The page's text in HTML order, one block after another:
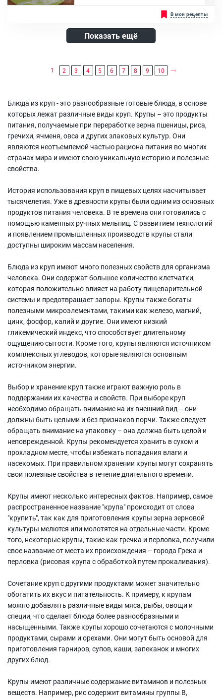
Масло сливочное, Мед
Овсяная каша на завтрак. Казалось бы, что может быть проще?
Однако по-настоящему полезной является только тот геркулес,
который необходимо варить 20-30 минут. Обработанные же
хлопья, для приготовления которых достаточно кипятка или
пятиминутной варки, к сожалению, не так полезны. Поэтому
Ингредиенты:
В мои рецепты
Показать ещё
1 2 3 4 5 6 7 8 9 10
Блюда из круп - это разнообразные готовые блюда, в основе
которых лежат различные виды круп. Крупы – это продукты
питания, получаемые при переработке зерна пшеницы, риса,
гречихи, ячменя, овса и других злаковых культур. Они
являются неотъемлемой частью рациона питания во многих
странах мира и имеют свою уникальную историю и полезные
свойства.
История использования круп в пищевых целях насчитывает
тысячелетия. Уже в древности крупы были одним из основных
продуктов питания человека. В те времена они готовились с
помощью каменных ручных мельниц. С развитием технологий
и появлением промышленных производств крупы стали
доступны широким массам населения.
Блюда из круп имеют много полезных свойств для организма
человека. Они содержат большое количество клетчатки,
которая положительно влияет на работу пищеварительной
системы и предотвращает запоры. Крупы также богаты
полезными микроэлементами, такими как железо, магний,
цинк, фосфор, калий и другие. Они имеют низкий
гликемический индекс, что способствует длительному
ощущению сытости. Кроме того, крупы являются источником
комплексных углеводов, которые являются основным
источником энергии.
Выбор и хранение круп также играют важную роль в
поддержании их качества и свойств. При выборе круп
необходимо обращать внимание на их внешний вид – они
должны быть целыми и без признаков порчи. Также следует
обращать внимание на упаковку – она должна быть целой и
неповрежденной. Крупы рекомендуется хранить в сухом и
прохладном месте, чтобы избежать попадания влаги и
насекомых. При правильном хранении крупы могут сохранять
свои полезные свойства в течение длительного времени.
Крупы имеют несколько интересных фактов. Например, самое
распространенное название "крупа" происходит от слова
"крупить", так как для приготовления крупы зерна зерновой
культуры мелются или молотятся на отдельные части. Кроме
того, некоторые крупы, такие как гречка и перловка, получили
свое название от места их происхождения – города Грека и
перловка (рисовая крупа с обработкой путем прокаливания).
Сочетание круп с другими продуктами может значительно
обогатить их вкус и питательность. К примеру, к крупам
можно добавлять различные виды мяса, рыбы, овощи и
специи, что сделает блюда более разнообразными и
насыщенными. Также крупы хорошо сочетаются с молочными
продуктами, сырами и орехами. Они могут быть основой для
приготовления гарниров, супов, каши, запеканок и многих
других блюд.
Крупы имеют различные содержание витаминов и полезных
веществ. Например, рис содержит витамины группы B,